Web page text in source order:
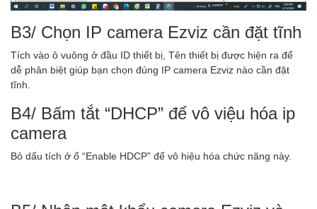
B3/ Chọn IP camera Ezviz cần đặt tĩnh
Tích vào ô vuông ở đầu ID thiết bị, Tên thiết bị được hiện ra để
dễ phân biệt giúp bạn chọn đúng IP camera Ezviz nào cần đặt
tĩnh.
B4/ Bấm tắt “DHCP” để vô việu hóa ip
camera
Bỏ dấu tích ở ổ “Enable HDCP” để vô hiệu hóa chức năng này.